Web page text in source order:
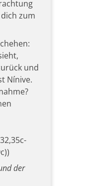
zum
und
Nínive.
der